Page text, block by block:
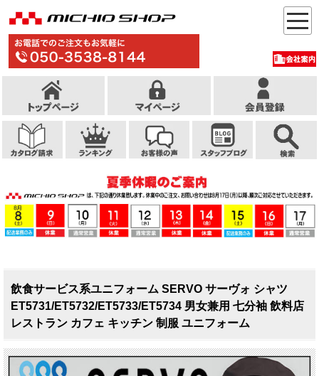
飲食サービス系ユニフォーム SERVO サーヴォ シャツ
ET5731/ET5732/ET5733/ET5734 男女兼用 七分袖 飲料店
レストラン カフェ キッチン 制服 ユニフォーム